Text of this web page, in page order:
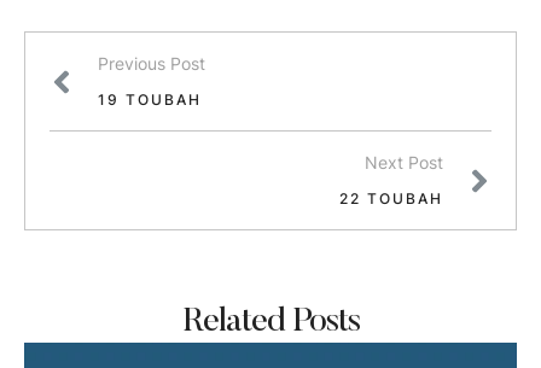
Previous Post
19 TOUBAH
Next Post
22 TOUBAH
Related Posts